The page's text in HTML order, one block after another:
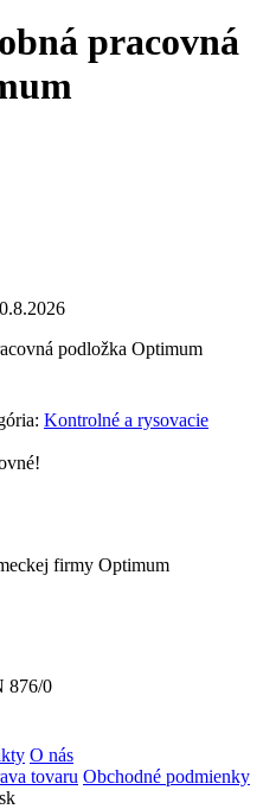
pracovná
podložka Optimum
Kontrolné a rysovacie
firmy Optimum
876/0
O nás
tovaru Obchodné podmienky